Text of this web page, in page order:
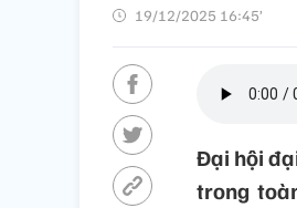
19/12/2025 16:45’
Đại hội
trong